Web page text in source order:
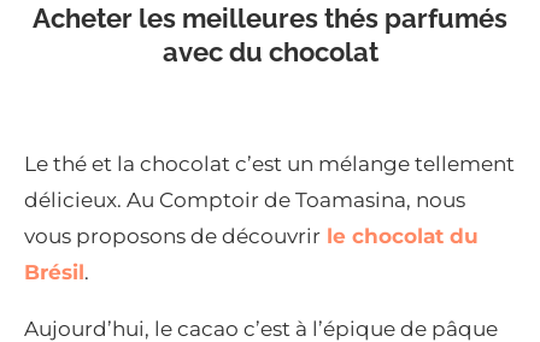
Acheter les meilleures thés parfumés
avec du chocolat
Le thé et la chocolat c’est un mélange tellement
délicieux. Au Comptoir de Toamasina, nous
vous proposons de découvrir le chocolat du
Brésil.
Aujourd’hui, le cacao c’est à l’épique de pâque